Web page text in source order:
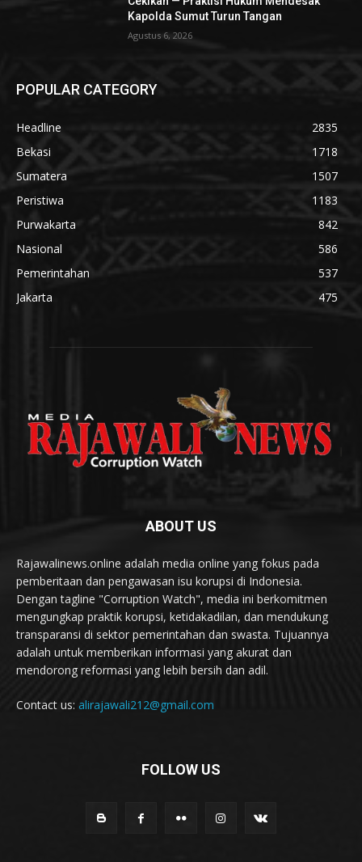
Kapolda Sumut Turun Tangan
Agustus 6, 2026
POPULAR CATEGORY
Headline
2835
Bekasi
1718
Sumatera
1507
Peristiwa
1183
Purwakarta
842
Nasional
586
Pemerintahan
537
Jakarta
475
ABOUT US
Rajawalinews.online adalah media online yang fokus pada
pemberitaan dan pengawasan isu korupsi di Indonesia.
Dengan tagline "Corruption Watch", media ini berkomitmen
mengungkap praktik korupsi, ketidakadilan, dan mendukung
transparansi di sektor pemerintahan dan swasta. Tujuannya
adalah untuk memberikan informasi yang akurat dan
mendorong reformasi yang lebih bersih dan adil.
Contact us: alirajawali212@gmail.com
FOLLOW US